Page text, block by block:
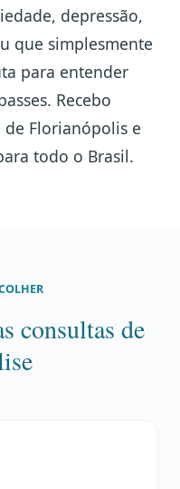
depressão,
que simplesmente
para entender
Recebo
Florianópolis e
todo o Brasil.
consultas de